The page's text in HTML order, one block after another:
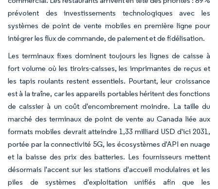
prévoient des investissements technologiques avec les
systèmes de point de vente mobiles en première ligne pour
intégrer les flux de commande, de paiement et de fidélisation.
Les terminaux fixes dominent toujours les lignes de caisse à
fort volume où les tiroirs-caisses, les imprimantes de reçus et
les tapis roulants restent essentiels. Pourtant, leur croissance
est à la traîne, car les appareils portables héritent des fonctions
de caissier à un coût d'encombrement moindre. La taille du
marché des terminaux de point de vente au Canada liée aux
formats mobiles devrait atteindre 1,33 milliard USD d'ici 2031,
portée par la connectivité 5G, les écosystèmes d'API en nuage
et la baisse des prix des batteries. Les fournisseurs mettent
désormais l'accent sur les stations d'accueil modulaires et les
piles de systèmes d'exploitation unifiés afin que les